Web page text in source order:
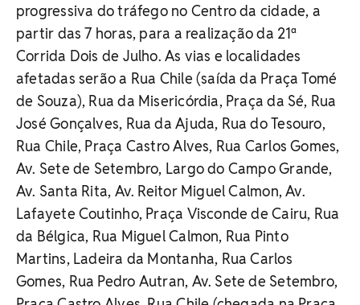
progressiva do tráfego no Centro da cidade, a
partir das 7 horas, para a realização da 21ª
Corrida Dois de Julho. As vias e localidades
afetadas serão a Rua Chile (saída da Praça Tomé
de Souza), Rua da Misericórdia, Praça da Sé, Rua
José Gonçalves, Rua da Ajuda, Rua do Tesouro,
Rua Chile, Praça Castro Alves, Rua Carlos Gomes,
Av. Sete de Setembro, Largo do Campo Grande,
Av. Santa Rita, Av. Reitor Miguel Calmon, Av.
Lafayete Coutinho, Praça Visconde de Cairu, Rua
da Bélgica, Rua Miguel Calmon, Rua Pinto
Martins, Ladeira da Montanha, Rua Carlos
Gomes, Rua Pedro Autran, Av. Sete de Setembro,